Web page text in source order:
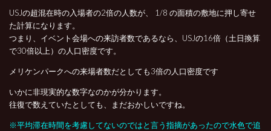
USJの超混在時の入場者の2倍の人数が、 1/8 の面積の敷地に押し寄せ
た計算になります。
つまり、イベント会場への来訪者数であるなら、USJの16倍（土日換算
で30倍以上）の人口密度です。
メリケンパークへの来場者数だとしても3倍の人口密度です
いかに非現実的な数字なのかが分かります。
往復で数えていたとしても、まだおかしいですね。
※平均滞在時間を考慮してないのではと言う指摘があったので水色で追